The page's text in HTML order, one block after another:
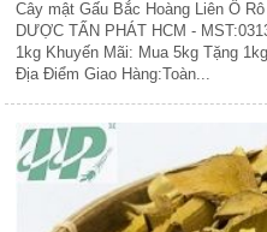
Cây mật Gấu Bắc Hoàng Liên Ô
DƯỢC TẤN PHÁT HCM -
1kg Khuyến Mãi: Mua 5kg Tặng
Địa Điểm Giao Hàng:Toàn...